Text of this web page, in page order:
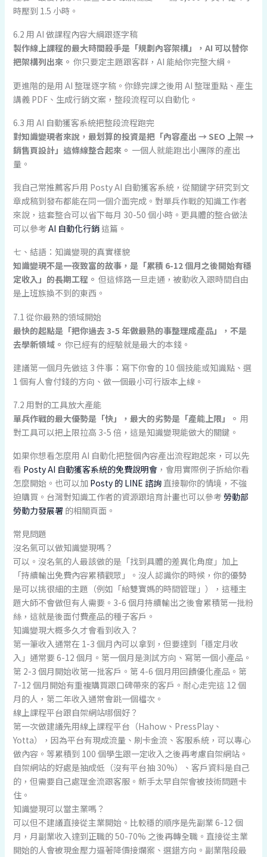
時壓到 1.5 小時。
6.2 用 AI 做課程內容大綱跟逐字稿
製作線上課程的最大時間殺手是「規劃內容架構」，AI 可以替你
把架構列出來。 你只要定主題跟客群，AI 能給你完整大綱。
更進階的是用 AI 整理逐字稿。你錄完課之後用 AI 整理重點、產生
講義 PDF、生成行銷文案，整段流程可以自動化。
6.3 用 AI 自動獲客系統把整段流程跑完
對知識變現者來說，最划算的投資是把「內容產出 → SEO 上架 →
銷售頁設計」這條線整合起來。 一個人就能跑出小團隊的產出
量。
我自己常推薦客戶用 Posty AI 自動獲客系統，從關鍵字研究到文
章成稿到發布都能在同一個介面完成。對單兵作戰的知識工作者
來說，這套整合可以省下每月 30-50 個小時。更具體的整合做法
可以參考AI 自動化行銷這篇。
七、結語：知識變現的真實樣貌
知識變現不是一夜致富的故事，是「累積 6-12 個月之後開始有穩
定收入」的長期工程。 但這條路一旦走通，被動收入跟時間自由
是上班族換不到的東西。
7.1 從你最熟的領域開始
最快的起點是「把你過去 3-5 年做最熟的事整理成產品」，不是
去學新領域。 你已經有的經驗就是最大的本錢。
建議第一個月先做這 3 件事：寫下你會的 10 個技能或知識點、選
1 個有人會付錢的方向、做一個最小可行版本上線。
7.2 用對的工具放大產能
單兵作戰的最大優勢是「快」，最大的劣勢是「產能上限」。 用
對工具可以把上限拉高 3-5 倍，這是知識變現能做大的關鍵。
如果你想看怎麼用 AI 自動化把整個內容產出流程跑起來，可以先
看 Posty AI 自動獲客系統的免費說明會，會用實際例子拆給你看
怎麼開始。也可以加 Posty 的 LINE 諮詢直接聊你的情境，不強
迫購買。台灣對知識工作者的資源跟培育計畫也可以參考勞動部
勞動力發展署的相關頁面。
常見問題
沒名氣可以做知識變現嗎？
可以。沒名氣的人最該做的是「找到具體的差異化角度」加上
「持續輸出免費內容累積觀眾」。沒人認識你的時候，你的優勢
是可以挑很細的主題（例如「給雙寶媽的時間管理」），這種主
題大師不會做但有人需要。3-6 個月持續輸出之後會累積第一批粉
絲，這就是後面付費產品的種子客戶。
知識變現大概多久才會看到收入？
第一筆收入通常在 1-3 個月內可以拿到，但要達到「穩定月收
入」通常要 6-12 個月。第一個月是測試方向、寫第一個小產品。
第 2-3 個月開始收第一批客戶。第 4-6 個月用回饋優化產品。第
7-12 個月開始有重複購買跟口碑帶來的客戶。耐心走完這 12 個
月的人，第二年收入通常會跳一個檔次。
線上課程平台跟自架網站哪個好？
第一次做建議先用線上課程平台（Hahow、PressPlay、
Yotta），因為平台有現成流量、刷卡金流、客服系統，可以專心
做內容。等累積到 100 個學生跟一定收入之後再考慮自架網站。
自架網站的好處是抽成低（沒有平台抽 30%）、客戶資料是自己
的，但需要自己處理金流跟客服。新手太早自架會被技術問題卡
住。
知識變現可以當主業嗎？
可以但不建議直接從主業開始。比較穩的順序是先副業 6-12 個
月，月副業收入達到正職的 50-70% 之後再轉全職。直接從主業
開始的人會被現金壓力逼著降價接爛案、選錯方向。副業階段最